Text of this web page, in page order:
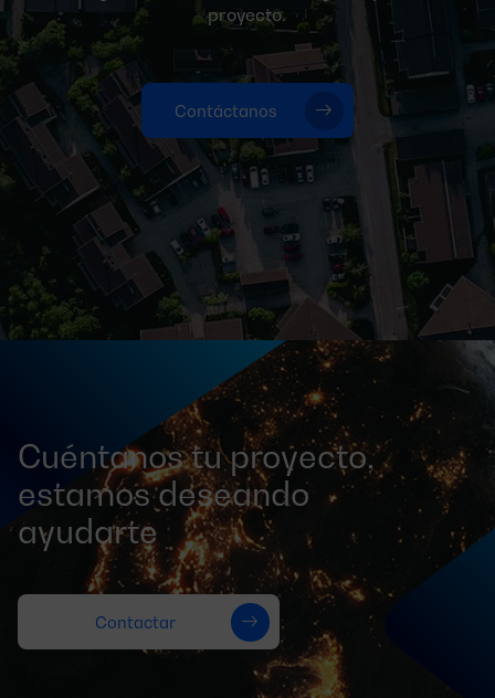
proyecto.
Contáctanos
Cuéntanos tu proyecto,
estamos deseando
ayudarte
Contactar